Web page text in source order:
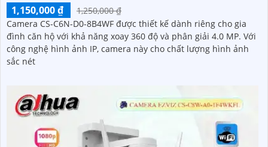
1,150,000 ₫
1,250,000 ₫
Camera CS-C6N-D0-8B4WF được thiết kế dành riêng cho gia
đình căn hộ với khả năng xoay 360 độ và phân giải 4.0 MP. Với
công nghệ hình ảnh IP, camera này cho chất lượng hình ảnh
sắc nét